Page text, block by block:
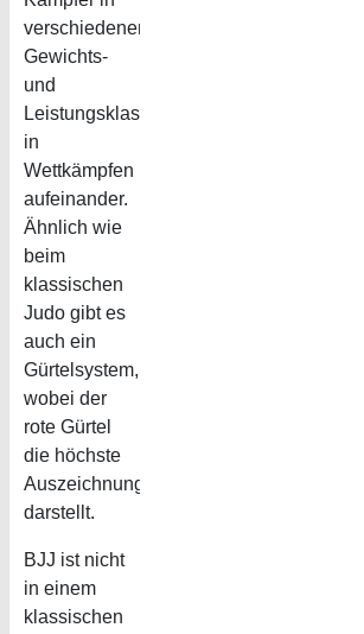
verschiedenen
Gewichts-
und
Leistungsklassen
in
Wettkämpfen
aufeinander.
Ähnlich wie
beim
klassischen
Judo gibt es
auch ein
Gürtelsystem,
wobei der
rote Gürtel
die höchste
Auszeichnung
darstellt.
BJJ ist nicht
in einem
klassischen